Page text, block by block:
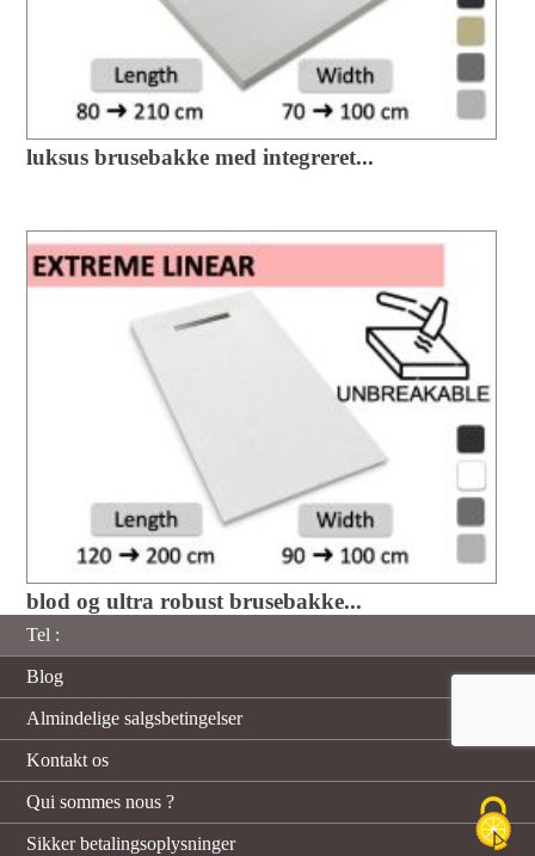
luksus brusebakke med integreret...
blod og ultra robust brusebakke...
Tel :
Blog
Almindelige salgsbetingelser
Kontakt os
Qui sommes nous ?
Sikker betalingsoplysninger